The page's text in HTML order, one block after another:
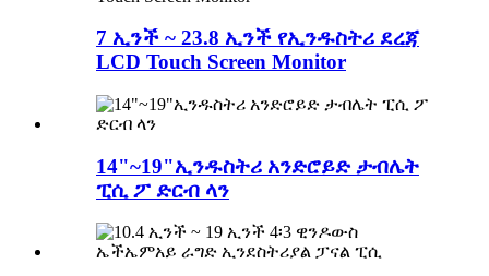
7 ኢንች ~ 23.8 ኢንች የኢንዱስትሪ ደረጃ
LCD Touch Screen Monitor
14"~19"ኢንዱስትሪ አንድሮይድ ታብሌት
ፒሲ ፖ ድርብ ላን